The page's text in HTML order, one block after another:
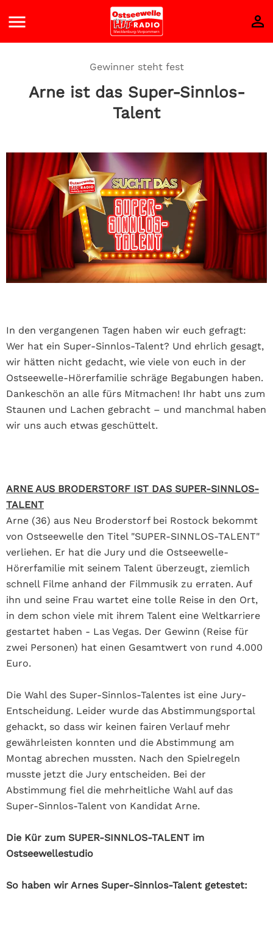
Gewinner steht fest
Arne ist das Super-Sinnlos-
Talent
In den vergangenen Tagen haben wir euch gefragt:
Wer hat ein Super-Sinnlos-Talent? Und ehrlich gesagt,
wir hätten nicht gedacht, wie viele von euch in der
Ostseewelle-Hörerfamilie schräge Begabungen haben.
Dankeschön an alle fürs Mitmachen! Ihr habt uns zum
Staunen und Lachen gebracht – und manchmal haben
wir uns auch etwas geschüttelt.
ARNE AUS BRODERSTORF IST DAS SUPER-SINNLOS-
TALENT
Arne (36) aus Neu Broderstorf bei Rostock bekommt
von Ostseewelle den Titel "SUPER-SINNLOS-TALENT"
verliehen. Er hat die Jury und die Ostseewelle-
Hörerfamilie mit seinem Talent überzeugt, ziemlich
schnell Filme anhand der Filmmusik zu erraten. Auf
ihn und seine Frau wartet eine tolle Reise in den Ort,
in dem schon viele mit ihrem Talent eine Weltkarriere
gestartet haben - Las Vegas. Der Gewinn (Reise für
zwei Personen) hat einen Gesamtwert von rund 4.000
Euro.
Die Wahl des Super-Sinnlos-Talentes ist eine Jury-
Entscheidung. Leider wurde das Abstimmungsportal
gehackt, so dass wir keinen fairen Verlauf mehr
gewährleisten konnten und die Abstimmung am
Montag abrechen mussten. Nach den Spielregeln
musste jetzt die Jury entscheiden. Bei der
Abstimmung fiel die mehrheitliche Wahl auf das
Super-Sinnlos-Talent von Kandidat Arne.
Die Kür zum SUPER-SINNLOS-TALENT im
Ostseewellestudio
So haben wir Arnes Super-Sinnlos-Talent getestet: